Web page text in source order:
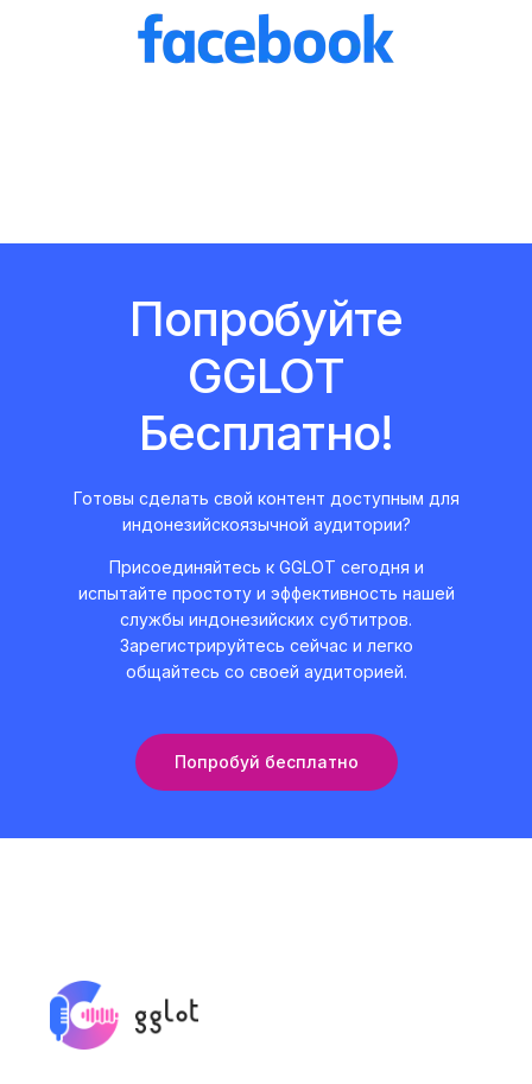
Попробуйте
GGLOT
Бесплатно!
Готовы сделать свой контент доступным для
индонезийскоязычной аудитории?
Присоединяйтесь к GGLOT сегодня и
испытайте простоту и эффективность нашей
службы индонезийских субтитров.
Зарегистрируйтесь сейчас и легко
общайтесь со своей аудиторией.
Попробуй бесплатно